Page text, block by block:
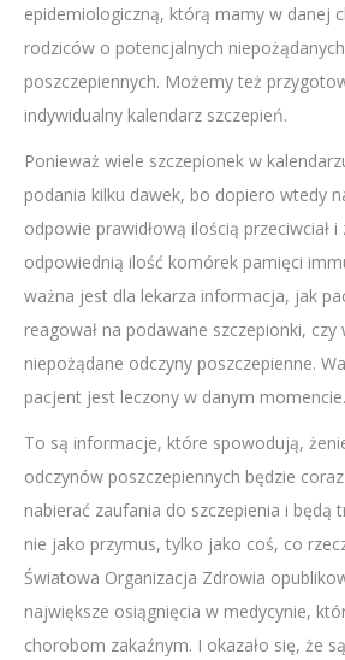
epidemiologiczną, którą mamy w danej
rodziców o potencjalnych
poszczepiennych. Możemy też
indywidualny kalendarz szczepień.
Ponieważ wiele szczepionek w
podania kilku dawek, bo dopiero wtedy
odpowie prawidłową ilością przeciwciał
odpowiednią ilość komórek pamięci
ważna jest dla lekarza informacja, jak
reagował na podawane szczepionki, czy
niepożądane odczyny poszczepienne.
pacjent jest leczony w danym momencie.
To są informacje, które spowodują,
odczynów poszczepiennych będzie
nabierać zaufania do szczepienia i będą
nie jako przymus, tylko jako coś, co
Światowa Organizacja Zdrowia
największe osiągnięcia w medycynie,
chorobom zakaźnym. I okazało się, że